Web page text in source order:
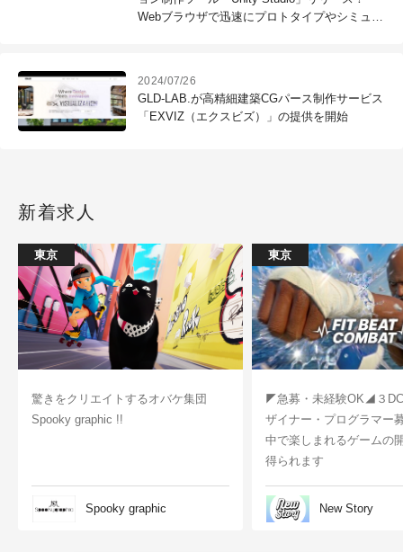
Webブラウザで迅速にプロトタイプやシミュレ
2024/07/26
GLD-LAB.が高精細建築CGパース制作サービス
「EXVIZ（エクスビズ）」の提供を開始
新着求人
東京
驚きをクリエイトするオバケ集団
Spooky graphic !!
Spooky graphic
東京
◤急募・未経験OK◢３
ザイナー・プログラマー
中で楽しまれるゲームの
得られます
New Story